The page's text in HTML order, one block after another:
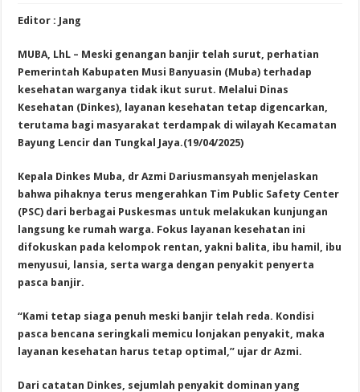
Editor : Jang
MUBA, LhL – Meski genangan banjir telah surut, perhatian
Pemerintah Kabupaten Musi Banyuasin (Muba) terhadap
kesehatan warganya tidak ikut surut. Melalui Dinas
Kesehatan (Dinkes), layanan kesehatan tetap digencarkan,
terutama bagi masyarakat terdampak di wilayah Kecamatan
Bayung Lencir dan Tungkal Jaya.(19/04/2025)
Kepala Dinkes Muba, dr Azmi Dariusmansyah menjelaskan
bahwa pihaknya terus mengerahkan Tim Public Safety Center
(PSC) dari berbagai Puskesmas untuk melakukan kunjungan
langsung ke rumah warga. Fokus layanan kesehatan ini
difokuskan pada kelompok rentan, yakni balita, ibu hamil, ibu
menyusui, lansia, serta warga dengan penyakit penyerta
pasca banjir.
“Kami tetap siaga penuh meski banjir telah reda. Kondisi
pasca bencana seringkali memicu lonjakan penyakit, maka
layanan kesehatan harus tetap optimal,” ujar dr Azmi.
Dari catatan Dinkes, sejumlah penyakit dominan yang